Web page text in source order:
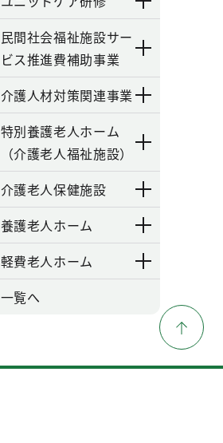
民間社会福祉施設サー
ビス推進費補助事業
介護人材対策関連事業
特別養護老人ホーム
（介護老人福祉施設）
介護老人保健施設
養護老人ホーム
軽費老人ホーム
一覧へ